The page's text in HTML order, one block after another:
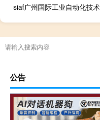
公告